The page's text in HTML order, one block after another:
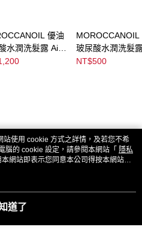
優油
水潤洗髮露 Airy
Shampoo
MOROCCANOIL
玻尿酸水潤洗髮
Moisture
NT$500
使用 cookie 方式之詳情，及若您不希
腦的 cookie 設定，請參閱本網站「 隱私
網站即表示您同意本公司得按本網站使
道了